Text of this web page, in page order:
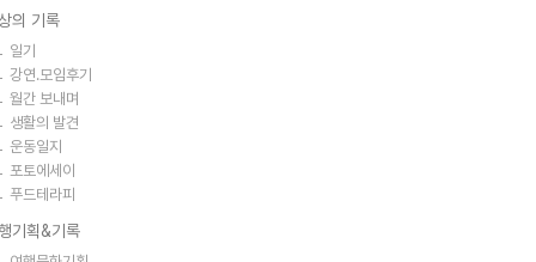
의 기록
일기
강연.모임후기
월간 보내며
생활의 발견
운동일지
포토에세이
푸드테라피
기획&기록